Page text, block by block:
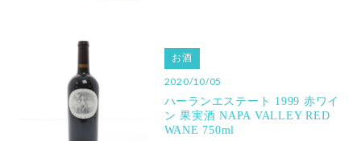
お酒
2020/10/05
ハーランエステート 1999 赤ワイ
ン 果実酒 NAPA VALLEY RED
WANE 750ml